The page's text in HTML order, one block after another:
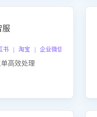
服
| 淘宝 | 企业微信
高效处理